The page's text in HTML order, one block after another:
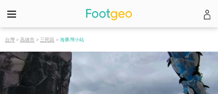
台灣 > 高雄市 > 三民區 > 海豚灣小站